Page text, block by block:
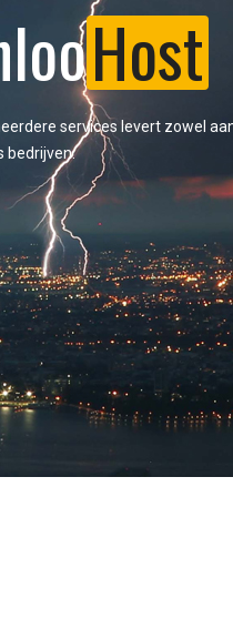
Host
services levert zowel
bedrijven.